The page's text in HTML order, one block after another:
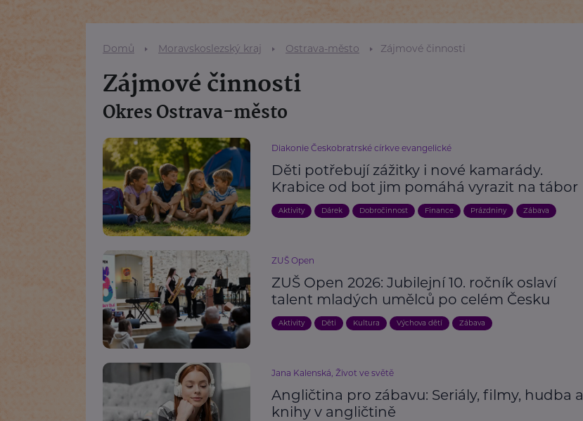
Domů Moravskoslezský kraj Ostrava-město Zájmové činnosti
Zájmové činnosti
Okres Ostrava-město
Diakonie Českobratrské církve evangelické
Děti potřebují zážitky i nové kamarády.
Krabice od bot jim pomáhá vyrazit na tábor
Aktivity Dárek Dobročinnost Finance Prázdniny Zábava
ZUŠ Open
ZUŠ Open 2026: Jubilejní 10. ročník oslaví
talent mladých umělců po celém Česku
Aktivity Děti Kultura Výchova dětí Zábava
Jana Kalenská, Život ve světě
Angličtina pro zábavu: Seriály, filmy, hudba a
knihy v angličtině